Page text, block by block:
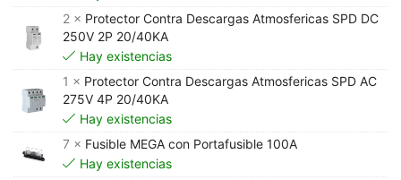
2 × Protector Contra Descargas Atmosfericas SPD DC
250V 2P 20/40KA
Hay existencias
1 × Protector Contra Descargas Atmosfericas SPD AC
275V 4P 20/40KA
Hay existencias
7 × Fusible MEGA con Portafusible 100A
Hay existencias